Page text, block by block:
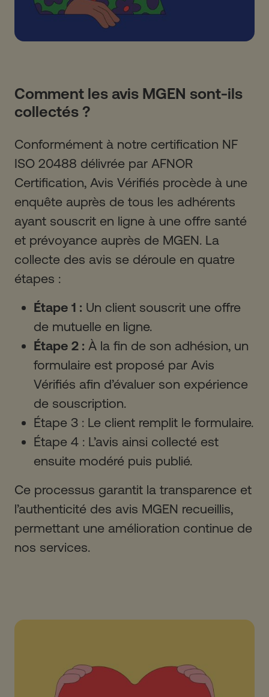
Comment les avis MGEN sont-ils
collectés ?
Conformément à notre certification NF
ISO 20488 délivrée par AFNOR
Certification, Avis Vérifiés procède à une
enquête auprès de tous les adhérents
ayant souscrit en ligne à une offre santé
et prévoyance auprès de MGEN. La
collecte des avis se déroule en quatre
étapes :
Étape 1 : Un client souscrit une offre
de mutuelle en ligne.
Étape 2 : À la fin de son adhésion, un
formulaire est proposé par Avis
Vérifiés afin d’évaluer son expérience
de souscription.
Étape 3 : Le client remplit le formulaire.
Étape 4 : L’avis ainsi collecté est
ensuite modéré puis publié.
Ce processus garantit la transparence et
l’authenticité des avis MGEN recueillis,
permettant une amélioration continue de
nos services.